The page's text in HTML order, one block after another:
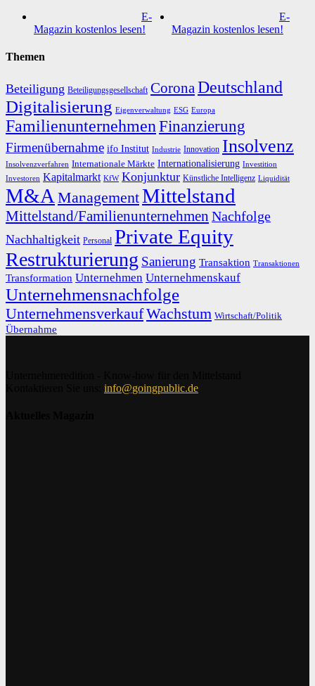
E-
Magazin kostenlos lesen!
E-
Magazin kostenlos lesen!
Themen
Beteiligung Beteiligungsgesellschaft CoronaDeutschland
Digitalisierung Eigenverwaltung ESG Europa
Familienunternehmen Finanzierung
Firmenübernahme ifo Institut Industrie Innovation Insolvenz
Insolvenzverfahren Internationale Märkte Internationalisierung Investition
Investoren Kapitalmarkt KfW Konjunktur Künstliche Intelligenz Liquidität
M&A ManagementMittelstand
Mittelstand/Familienunternehmen Nachfolge
Nachhaltigkeit Personal Private Equity
Restrukturierung Sanierung Transaktion Transaktionen
Transformation Unternehmen Unternehmenskauf
Unternehmensnachfolge
UnternehmensverkaufWachstum Wirtschaft/Politik
Übernahme
info@goingpublic.de